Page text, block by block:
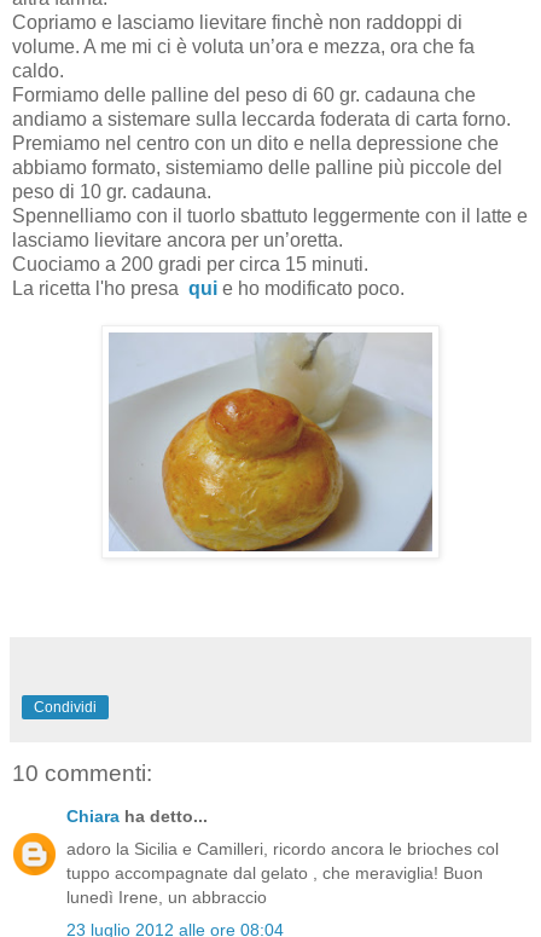
Copriamo e lasciamo lievitare finchè non raddoppi di
volume. A me mi ci è voluta un’ora e mezza, ora che fa
caldo.
Formiamo delle palline del peso di 60 gr. cadauna che
andiamo a sistemare sulla leccarda foderata di carta forno.
Premiamo nel centro con un dito e nella depressione che
abbiamo formato, sistemiamo delle palline più piccole del
peso di 10 gr. cadauna.
Spennelliamo con il tuorlo sbattuto leggermente con il latte e
lasciamo lievitare ancora per un’oretta.
Cuociamo a 200 gradi per circa 15 minuti.
La ricetta l'ho presa qui e ho modificato poco.
Condividi
10 commenti:
Chiara ha detto...
adoro la Sicilia e Camilleri, ricordo ancora le brioches col
tuppo accompagnate dal gelato , che meraviglia! Buon
lunedì Irene, un abbraccio
23 luglio 2012 alle ore 08:04